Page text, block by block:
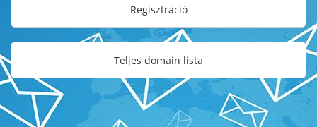
Regisztráció
Teljes domain lista